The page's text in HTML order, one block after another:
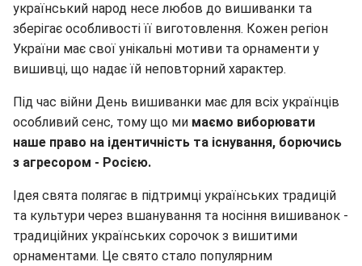
український народ несе любов до вишиванки та
зберігає особливості її виготовлення. Кожен регіон
України має свої унікальні мотиви та орнаменти у
вишивці, що надає їй неповторний характер.
Під час війни День вишиванки має для всіх українців
особливий сенс, тому що ми маємо виборювати
наше право на ідентичність та існування, борючись
з агресором - Росією.
Ідея свята полягає в підтримці українських традицій
та культури через вшанування та носіння вишиванок -
традиційних українських сорочок з вишитими
орнаментами. Це свято стало популярним